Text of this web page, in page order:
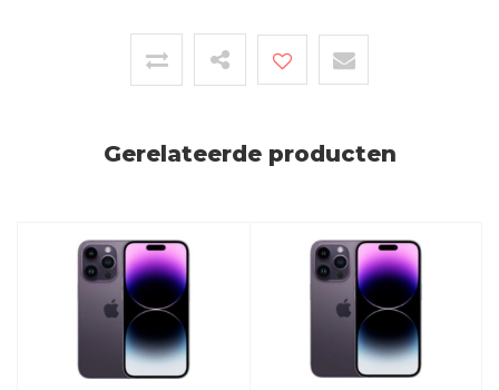
Gerelateerde producten